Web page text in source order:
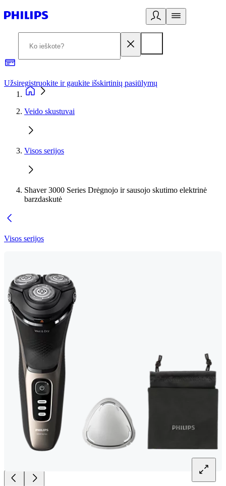
Užsiregistruokite ir gaukite išskirtinių pasiūlymų
Veido skustuvai
Visos serijos
Shaver 3000 Series Drėgnojo ir sausojo skutimo elektrinė
barzdaskutė
Visos serijos